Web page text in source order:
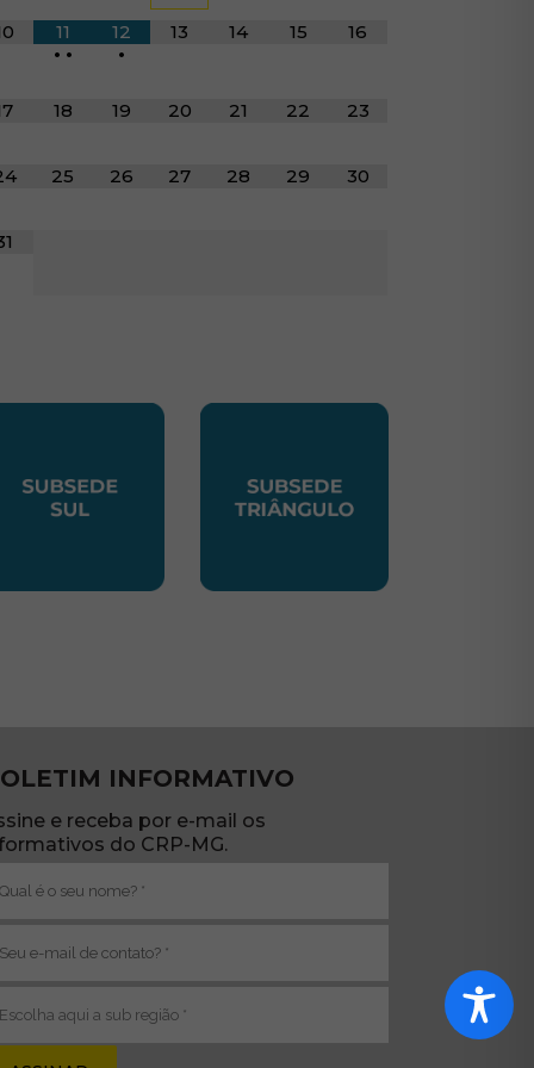
11
• •
12
•
13 14 15 16
18 19 20 21 22 23
25 26 27 28 29 30
janela)
INFORMATIVO
e receba por e-mail os
do CRP-MG.